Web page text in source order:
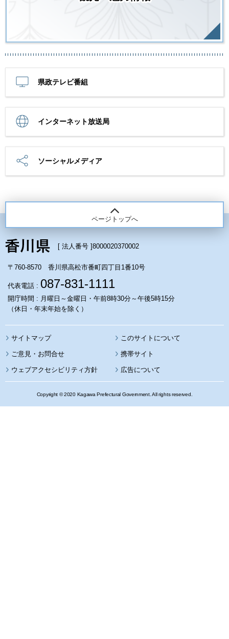
県政テレビ番組
インターネット放送局
ソーシャルメディア
ページトップへ
[ 法人番号 ]8000020370002
〒760-8570 香川県高松市番町四丁目1番10号
代表電話 : 087-831-1111
開庁時間 : 月曜日～金曜日・午前8時30分～午後5時15分
（休日・年末年始を除く）
サイトマップ このサイトについて
携帯サイト
ウェブアクセシビリティ方針 広告について
Copyright © 2020 Kagawa Prefectural Government. All rights reserved.